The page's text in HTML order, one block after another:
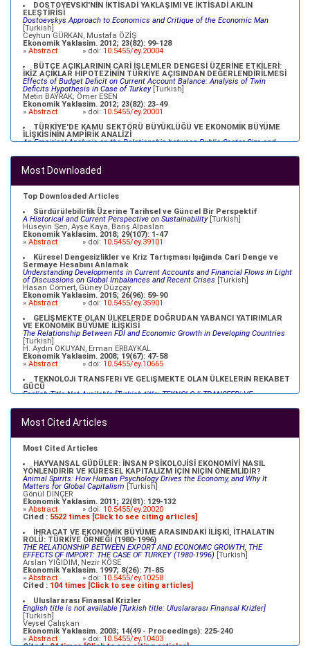
DOSTOYEVSKİ'NİN İKTİSADİ YAKLAŞIMI VE İKTİSADİ AKLIN
ELEŞTİRİSİ
Dostoevskys Approach to Economics and Critique of the Economic Man
[Turkish]
Ceyhun GÜRKAN, Mustafa ÖZİŞ
Ekonomik Yaklasim. 2012; 23(82): 99-128
» Abstract » doi: 10.5455/ey.20004
BÜTÇE AÇIKLARININ CARİ İŞLEMLER DENGESİ ÜZERİNE ETKİLERİ:
İKİZ AÇIKLAR HİPOTEZİNİN TÜRKİYE AÇISINDAN DEĞERLENDİRİLMESİ
Effects of Budget Deficit on Current Account Balance: Analysis of Twin
Deficits Hypothesis in Case of Turkey[Turkish]
Metin BAYRAK; Ömer ESEN
Ekonomik Yaklasim. 2012; 23(82): 23-49
» Abstract » doi: 10.5455/ey.20001
TÜRKİYE'DE KAMU SEKTÖRÜ BÜYÜKLÜĞÜ VE EKONOMİK BÜYÜME
İLİŞKİSİNİN AMPİRİK ANALİZİ
An Empirical Analysis on the Relationship between Public Sector Size and
Ömer Faruk ALTUNÇ, Celil AYDIN
Ekonomik Yaklasim. 2012; 23(82): 79-98
»Abstract » doi:
TÜRKİYE EKONOMİSİ İÇİN NAIRU TAHMİNİ
NAIRU Estimation for the Turkish Economy
Ekonomik Yaklasim. 2012; 23(83): 69-91
» Abstract » doi:10.5455/ey.34098
Most Downloaded
Top Downloaded Articles
Sürdürülebilirlik Üzerine Tarihsel ve Güncel Bir Perspektif
A Historical and Current Perspective on Sustainability[Turkish]
Hüseyin Şen, Ayşe Kaya, Barış Alpaslan
Ekonomik Yaklasim. 2018; 29(107): 1-47
» Abstract » doi: 10.5455/ey.39101
Küresel Dengesizlikler ve Kriz Tartışması Işığında Cari Denge ve
Sermaye Hesabını Anlamak
Understanding Developments in Current Accounts and Financial Flows in Light
of Discussions on Global Imbalances and Recent Crises [Turkish]
Hasan Cömert, Güney Düzçay
Ekonomik Yaklasim. 2015; 26(96): 59-90
» Abstract » doi: 10.5455/ey.35901
GELİŞMEKTE OLAN ÜLKELERDE DOĞRUDAN YABANCI YATIRIMLAR
VE EKONOMİK BÜYÜME İLİŞKİSİ
The Relationship Between FDI and Economic Growth in Developing Countries
[Turkish]
H. Aydın OKUYAN, Erman ERBAYKAL
Ekonomik Yaklasim. 2008; 19(67): 47-58
» Abstract » doi: 10.5455/ey.10665
TEKNOLOJi TRANSFERi VE GELiŞMEKTE OLAN ÜLKELERiN REKABET
GÜCÜ
English Title Not Available [Turkish title: TEKNOLOJi TRANSFERi VE
Refik ÜREYEN, Metin DURGUT, Müfit AKYOS, Oğuz KARAKOÇ
Ekonomik Yaklasim. 2003; 14(47 - Proceedings): 69-92
»Abstract » doi:10.5455/ey.10379
XVII. YÜZYILDA OSMANLILAR VE MERKANTİLİSTLER
English Title Not Available [Turkish Title:XVII. YÜZYILDA OSMANLILAR VE
Mehmet BULUT
Ekonomik Yaklasim. 2000; 11(39): 23-35
»Abstract » doi:10.5455/ey.10334
Most Cited Articles
Most Cited Articles
HAYVANSAL GÜDÜLER: İNSAN PSİKOLOJİSİ EKONOMİYİ NASIL
YÖNLENDİRİR VE KÜRESEL KAPİTALİZM İÇİN NİÇİN ÖNEMLİDİR?
Animal Spirits: How Human Psychology Drives the Economy, and Why It
Matters for Global Capitalism [Turkish]
Gönül DİNÇER
Ekonomik Yaklasim. 2011; 22(81): 129-132
» Abstract » doi: 10.5455/ey.20020
Cited : 5522 times [Click to see citing articles]
İHRACAT VE EKONOMİK BÜYÜME ARASINDAKİ İLİŞKİ, İTHALATIN
ROLÜ: TÜRKİYE ÖRNEĞİ (1980-1996)
THE RELATIONSHIP BETWEEN EXPORT AND ECONOMIC GROWTH, THE
EFFECTS OF IMPORT: THE CASE OF TURKEY (1980-1996) [Turkish]
Arslan YIĞIDIM, Nezir KÖSE
Ekonomik Yaklasim. 1997; 8(26): 71-85
» Abstract » doi: 10.5455/ey.10258
Cited : 104 times [Click to see citing articles]
Uluslararası Finansal Krizler
English title is not available [Turkish title: Uluslararası Finansal Krizler]
[Turkish]
Veysel Çalışkan
Ekonomik Yaklasim. 2003; 14(49 - Proceedings): 225-240
» Abstract » doi: 10.5455/ey.10403